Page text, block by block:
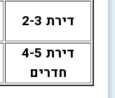
דירת 2-3
דירת 4-5
חדרים